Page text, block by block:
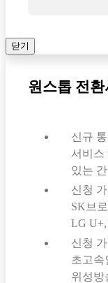
닫기
원스톱 전
신규
서비스
있는
신청
SK브
LG
신청
초고속
위성방